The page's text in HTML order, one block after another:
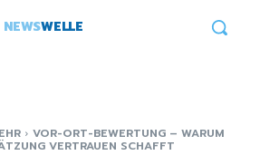
NEWSWELLE
VOR-ORT-BEWERTUNG – WARUM
VERTRAUEN SCHAFFT